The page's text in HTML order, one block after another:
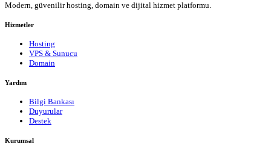
Modern, güvenilir hosting, domain ve dijital hizmet platformu.
Hizmetler
Hosting
VPS & Sunucu
Domain
Yardım
Bilgi Bankası
Duyurular
Destek
Kurumsal